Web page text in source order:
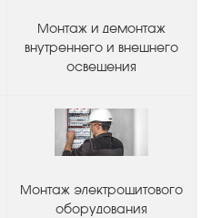
Монтаж и демонтаж
внутреннего и внешнего
освещения
Монтаж электрощитового
оборудования